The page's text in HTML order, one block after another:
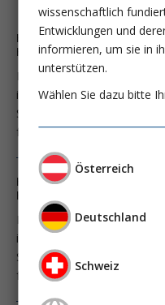
Hypothermie oder
Herzkreislaufstillstand:
Etwa 290.000 PatientInnen
innerklinischen
Staaten von Amerika,
für wenige Länder aber
Hypothermie oder
Herzkreislaufstillstand:
Etwa 290.000 PatientInnen
innerklinischen
Staaten von Amerika,
für wenige Länder aber
wissenschaftlich
Entwicklungen und
informieren, um sie in
unterstützen.
Wählen Sie dazu bitte
Österreich
Deutschland
Schweiz